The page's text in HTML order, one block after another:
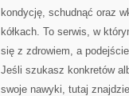
kondycję, schudnąć oraz
kółkach. To serwis, w
się z zdrowiem, a
Jeśli szukasz konkretów
swoje nawyki, tutaj